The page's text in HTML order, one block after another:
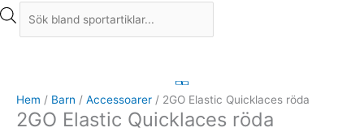
Hem / Barn / Accessoarer / 2GO Elastic Quicklaces röda
2GO Elastic Quicklaces röda
Quicklaces
röda